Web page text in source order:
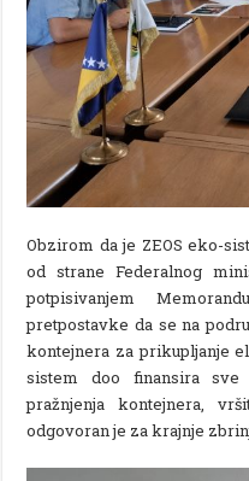
Obzirom da je ZEOS eko-
od strane Federalnog
potpisivanjem
pretpostavke da se na
kontejnera za prikupljanje
sistem doo finansira sve
pražnjenja kontejnera,
odgovoran je za krajnje